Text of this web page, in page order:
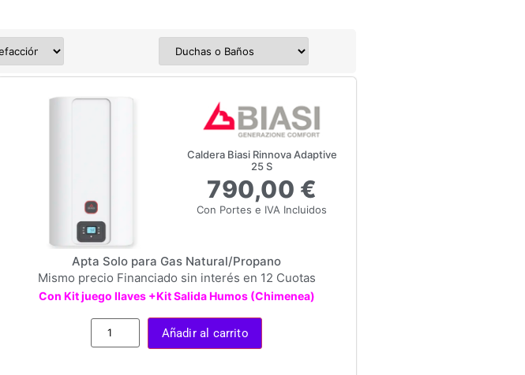
Caldera Biasi Rinnova Adaptive
25 S
790,00 €
Con Portes e IVA Incluidos
Apta Solo para Gas Natural/Propano
Mismo precio Financiado sin interés en 12 Cuotas
Con Kit juego llaves +Kit Salida Humos (Chimenea)
Añadir al carrito